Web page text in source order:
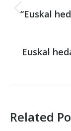
“Euskal
Euskal
Related